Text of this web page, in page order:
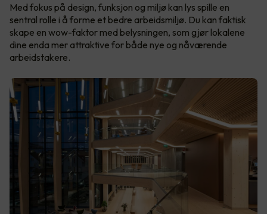
Med fokus på design, funksjon og miljø kan lys spille en
sentral rolle i å forme et bedre arbeidsmiljø. Du kan faktisk
skape en wow-faktor med belysningen, som gjør lokalene
dine enda mer attraktive for både nye og nåværende
arbeidstakere.